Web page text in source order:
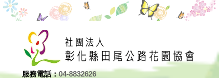
服務電話：04-8832626